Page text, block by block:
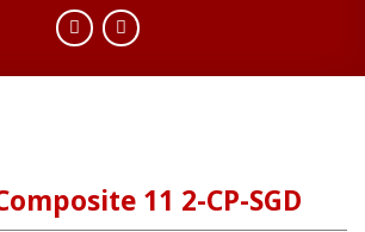
11 2-CP-SGD